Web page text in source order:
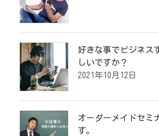
好きな事でビジネス
しいですか？
2021年10月12日
オーダーメイドセミ
す。